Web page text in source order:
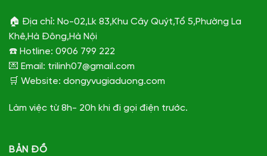
🏠 Địa chỉ: No-02,Lk 83,Khu Cây Quýt,Tổ 5,Phường La
Khê,Hà Đông,Hà Nội
☎️ Hotline: 0906 799 222
💌 Email: trilinh07@gmail.com
🛒 Website: dongyvugiaduong.com
Làm việc từ 8h- 20h khi đi gọi điện trước.
BẢN ĐỒ